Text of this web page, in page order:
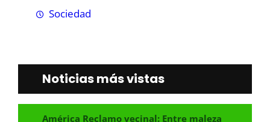
Sociedad
Noticias más vistas